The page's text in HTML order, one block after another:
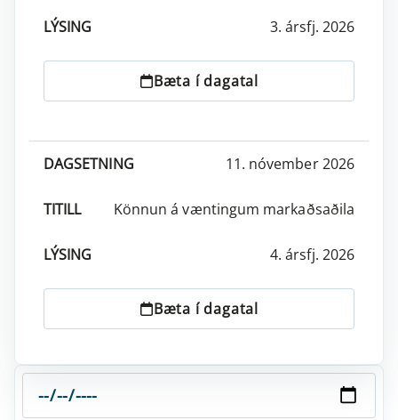
3. ársfj. 2026
Bæta í dagatal
11. nóvember 2026
Könnun á væntingum markaðsaðila
4. ársfj. 2026
Bæta í dagatal